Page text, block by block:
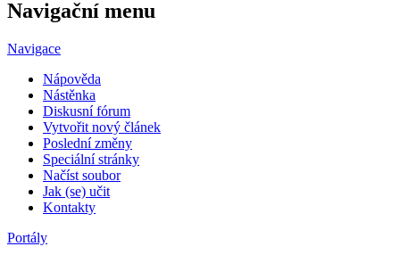
Navigační menu
Navigace
Nápověda
Nástěnka
Diskusní fórum
Vytvořit nový článek
Poslední změny
Speciální stránky
Načíst soubor
Jak (se) učit
Kontakty
Portály